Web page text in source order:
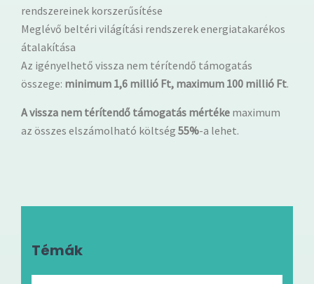
rendszereinek korszerűsítése
Meglévő beltéri világítási rendszerek energiatakarékos
átalakítása
Az igényelhető vissza nem térítendő támogatás
összege: minimum 1,6 millió Ft, maximum 100 millió Ft.
A vissza nem térítendő támogatás mértéke maximum
az összes elszámolható költség 55%-a lehet.
Témák